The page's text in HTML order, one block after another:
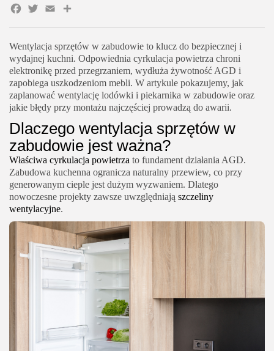
Wentylacja sprzętów w zabudowie to klucz do bezpiecznej i
wydajnej kuchni. Odpowiednia cyrkulacja powietrza chroni
elektronikę przed przegrzaniem, wydłuża żywotność AGD i
zapobiega uszkodzeniom mebli. W artykule pokazujemy, jak
zaplanować wentylację lodówki i piekarnika w zabudowie oraz
jakie błędy przy montażu najczęściej prowadzą do awarii.
Dlaczego wentylacja sprzętów w
zabudowie jest ważna?
Właściwa cyrkulacja powietrza to fundament działania AGD.
Zabudowa kuchenna ogranicza naturalny przewiew, co przy
generowanym cieple jest dużym wyzwaniem. Dlatego
nowoczesne projekty zawsze uwzględniają szczeliny
wentylacyjne.
Facebook
Twitter
EmailShare